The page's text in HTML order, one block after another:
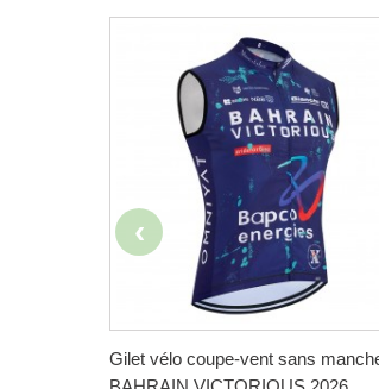
Gilet vélo coupe-vent sans